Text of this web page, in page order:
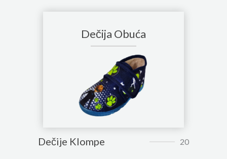
Dečija Obuća
Dečije Klompe 20